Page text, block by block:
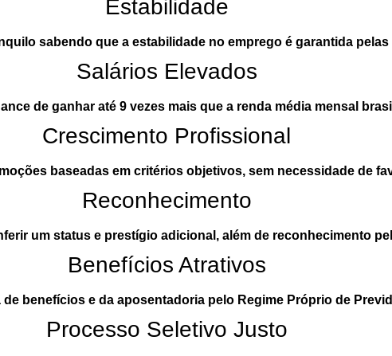
Estabilidade
sabendo que a estabilidade no emprego é garantida pelas
Salários Elevados
de ganhar até 9 vezes mais que a renda média mensal
Crescimento Profissional
baseadas em critérios objetivos, sem necessidade de
Reconhecimento
um status e prestígio adicional, além de reconhecimento
Benefícios Atrativos
de benefícios e da aposentadoria pelo Regime Próprio de
Processo Seletivo Justo